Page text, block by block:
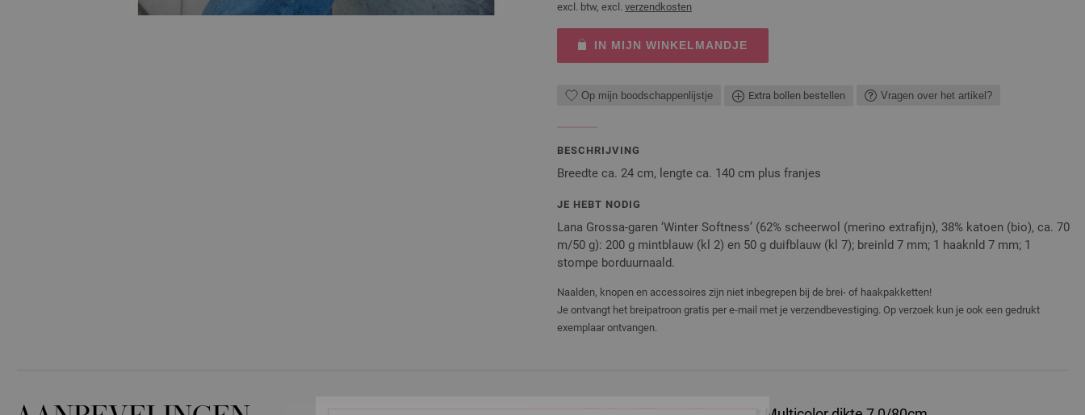
excl. btw, excl. verzendkosten
IN MIJN WINKELMANDJE
Op mijn boodschappenlijstje Extra bollen bestellen Vragen over het artikel?
BESCHRIJVING
Breedte ca. 24 cm, lengte ca. 140 cm plus franjes
JE HEBT NODIG
Lana Grossa-garen ‘Winter Softness’ (62% scheerwol (merino extrafijn), 38% katoen (bio), ca. 70
m/50 g): 200 g mintblauw (kl 2) en 50 g duifblauw (kl 7); breinld 7 mm; 1 haaknld 7 mm; 1
stompe borduurnaald.
Naalden, knopen en accessoires zijn niet inbegrepen bij de brei- of haakpakketten!
Je ontvangt het breipatroon gratis per e-mail met je verzendbevestiging. Op verzoek kun je ook een gedrukt
exemplaar ontvangen.